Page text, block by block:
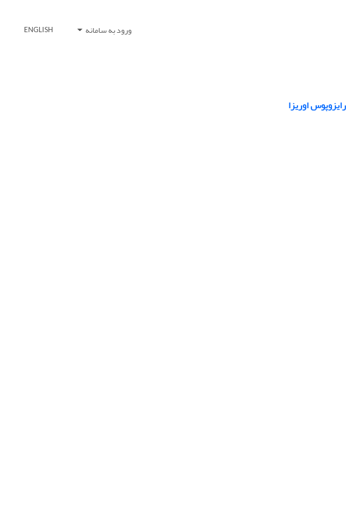
ورود به سامانه ENGLISH
اوریزا